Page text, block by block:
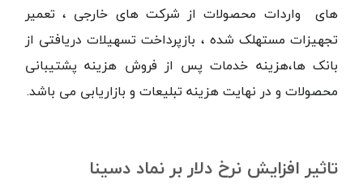
های واردات محصولات از شرکت های خارجی ، تعمیر
تجهیزات مستهلک شده ، بازپرداخت تسهیلات دریافتی از
بانک ها،هزینه خدمات پس از فروش هزینه پشتیبانی
محصولات و در نهایت هزینه تبلیعات و بازاریابی می باشد.
تاثیر افزایش نرخ دلار بر نماد دسینا